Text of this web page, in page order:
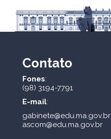
Contato
Fones:
(98) 3194-7791
E-mail:
gabinete@edu.ma.gov.br
ascom@edu.ma.gov.br